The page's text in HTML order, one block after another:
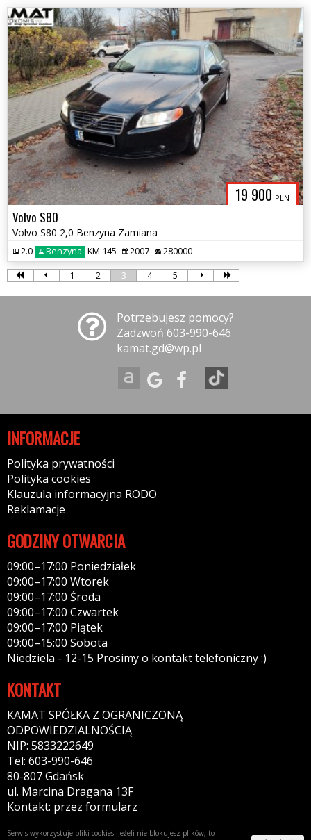
19 900 PLN
Volvo S80
Volvo S80 2,0 Benzyna Zamiana
2.0 Benzyna KM 145 2007 280000
1 2 3 4 5
Potrzebujesz pomocy?
Zadzwoń 603-990-646
kamat.gd@wp.pl
INFORMACJE
Polityka prywatności
Polityka cookies
Klauzula informacyjna RODO
Reklamacje
GODZINY OTWARCIA
09:00–17:00 Poniedziałek
09:00–17:00 Wtorek
09:00–17:00 Środa
09:00–17:00 Czwartek
09:00–17:00 Piątek
09:00–15:00 Sobota
Niedziela - 12-15 Prosimy o kontakt telefoniczny :)
KONTAKT
KAMAT SPÓŁKA Z OGRANICZONĄ
ODPOWIEDZIALNOŚCIĄ
NIP: 5833222649
Tel: 603-990-646
80-807 Gdańsk
ul. Marcina Dragana 13F
Kontakt: przez formularz
Serwis wykorzystuje pliki cookies. Jeżeli nie blokujesz plików, to